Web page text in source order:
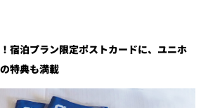
宿泊プラン限定ポストカードに、ユニホ
特典も満載